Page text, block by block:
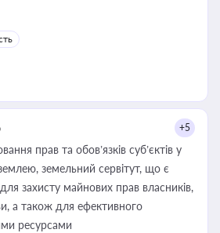
+5
прав та обов’язків суб’єктів у
земельний сервітут, що є
захисту майнових прав власників,
а також для ефективного
ресурсами